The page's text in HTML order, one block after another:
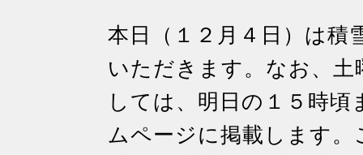
本日（１２月４日）は積
いただきます。なお、
しては、明日の１５時
ムページに掲載します